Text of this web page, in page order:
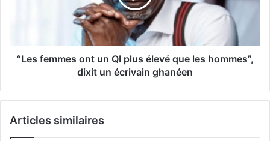
“Les femmes ont un QI plus élevé que les hommes”,
dixit un écrivain ghanéen
Articles similaires